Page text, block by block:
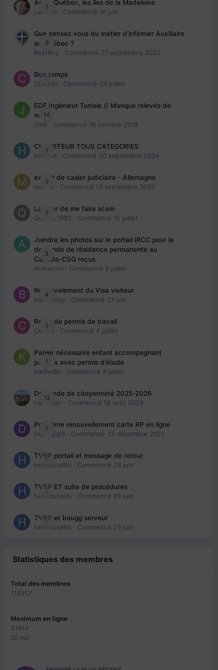
1
Arte : Québec, les îles de la Madeleine
Laurent · Commencé 16 juin
6
Que pensez vous du métier d'infirmier Auxiliaire
au Québec ?
BestBuy · Commencé 27 septembre 2022
0
Bon temps
Charbel · Commencé 29 juillet
14
EDE Ingénieur Tunisie // Manque relevés de
note
Jmili · Commencé 18 octobre 2018
1
CHAUFFEUR TOUS CATEGORIES
HAZEM · Commencé 20 septembre 2024
5
extrait de casier judiciaire - Allemagne
maries · Commencé 13 septembre 2005
1
La peur de me faire scam
Queen_1992 · Commencé 15 juillet
3
Joindre les photos sur le portail IRCC pour la
demande de résidence permanente au
Canada-CSQ reçus
Aichacool · Commencé 9 juillet
4
Renouvelement du Visa visiteur
babibubsy · Commencé 21 juin
1
Refus de permis de travail
Cedbri · Commencé 4 juillet
1
Papier nécessaire enfant accompagnant
parents avec permis d’étude
KarineBo · Commencé 8 juillet
12
Demande de citoyenneté 2025-2026
nanancyr · Commencé 18 août 2025
7
Problème renouvellement carte RP en ligne
Davidgigi5 · Commencé 22 décembre 2022
0
TVRP portail et message de retour
hellodutaillis · Commencé 26 juin
0
TVRP ET suite de procédures
hellodutaillis · Commencé 26 juin
0
TVRP et beugg serveur
hellodutaillis · Commencé 25 juin
Statistiques des membres
Total des membres
118857
Maximum en ligne
27414
20 mai